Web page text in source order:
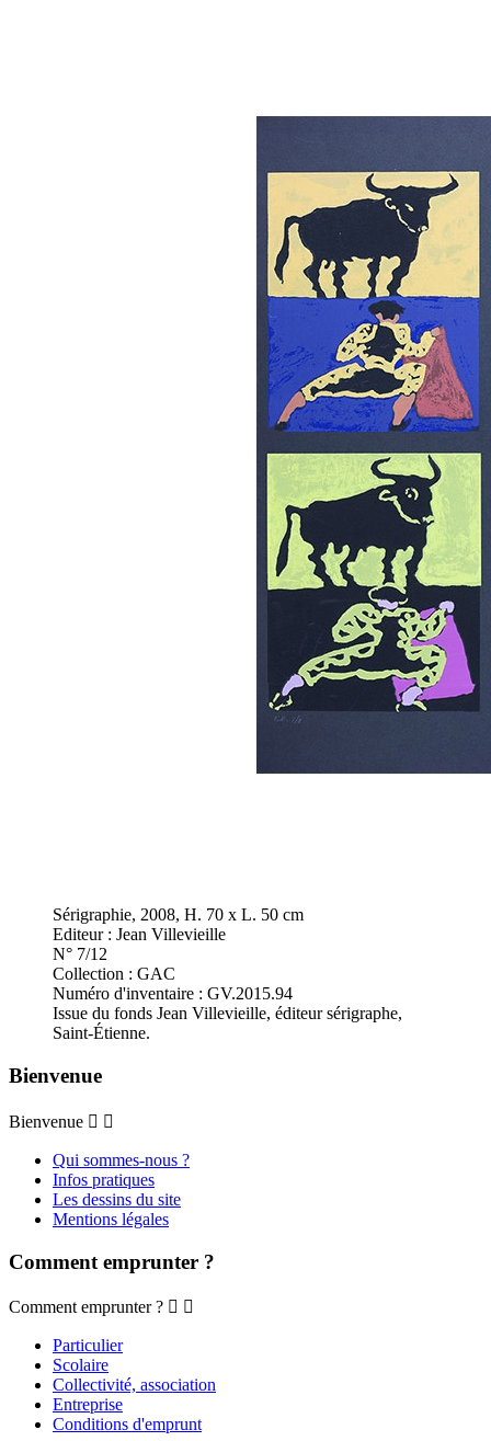
Sérigraphie, 2008, H. 70 x L. 50 cm
Editeur : Jean Villevieille
N° 7/12
Collection : GAC
Numéro d'inventaire : GV.2015.94
Issue du fonds Jean Villevieille, éditeur sérigraphe,
Saint-Étienne.
Bienvenue
Bienvenue  
Qui sommes-nous ?
Infos pratiques
Les dessins du site
Mentions légales
Comment emprunter ?
Comment emprunter ?  
Particulier
Scolaire
Collectivité, association
Entreprise
Conditions d'emprunt